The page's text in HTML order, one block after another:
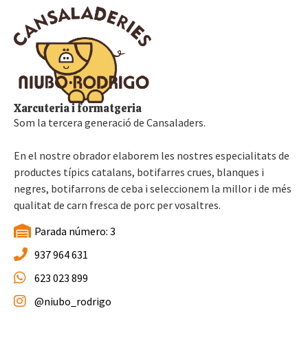
Xarcuteria i formatgeria
Som la tercera generació de Cansaladers.
En el nostre obrador elaborem les nostres especialitats de
productes típics catalans, botifarres crues, blanques i
negres, botifarrons de ceba i seleccionem la millor i de més
qualitat de carn fresca de porc per vosaltres.
Parada número: 3
937 964 631
623 023 899
@niubo_rodrigo